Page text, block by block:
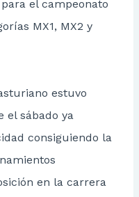
el campeonato
MX1, MX2 y
estuvo
el sábado ya
consiguiendo la
en la carrera